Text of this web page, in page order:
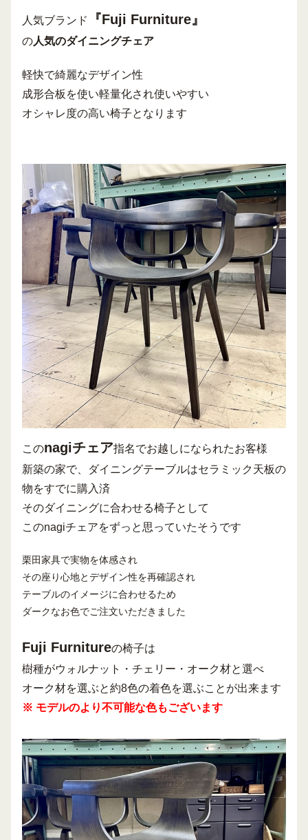
人気ブランド 『Fuji Furniture』
の人気のダイニングチェア
軽快で綺麗なデザイン性
成形合板を使い軽量化され使いやすい
オシャレ度の高い椅子となります
このnagiチェア指名でお越しになられたお客様
新築の家で、ダイニングテーブルはセラミック天板の
物をすでに購入済
そのダイニングに合わせる椅子として
このnagiチェアをずっと思っていたそうです
栗田家具で実物を体感され
その座り心地とデザイン性を再確認され
テーブルのイメージに合わせるため
ダークなお色でご注文いただきました
Fuji Furnitureの椅子は
樹種がウォルナット・チェリー・オーク材と選べ
オーク材を選ぶと約8色の着色を選ぶことが出来ます
※ モデルのより不可能な色もございます